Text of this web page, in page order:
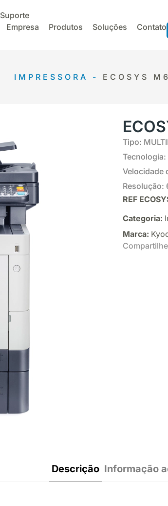
Suporte
Empresa Produtos Soluções Contato
IMPRESSORA - ECOSYS
Tipo:
Tecnologia:
Velocidade
Resolução:
REF
Categoria:
Marca:
Descrição Informação